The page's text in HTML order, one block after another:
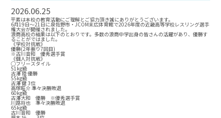
2026.06.25
平素は本校の教育活動にご理解とご協力頂き誠にありがとうございます。
6月19日〜21日に泉佐野市・JCOM末広体育館で2026年度の近畿高等学校レスリング選手
権大会が開催されました。
浪商高校の結果は以下のとおりです。多数の浪商中学出身の皆さんの活躍があり、優勝す
ることがではました。
《学校対抗戦》
優勝(2年振り7回目)
※古川音和 優秀選手賞
《個人対抗戦》
◯フリースタイル
51kg級
古澤 陸 優勝
55kg級
古澤 健 3位
高塚旺介 準々決勝敗退
60kg級
古澤大和 優勝 ※優秀選手賞
川路将也 準々決勝敗退
65kg級
古川音和 優勝